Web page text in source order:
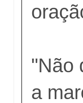
"Não
a